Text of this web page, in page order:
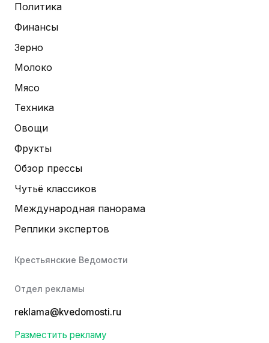
Политика
Финансы
Зерно
Молоко
Мясо
Техника
Овощи
Фрукты
Обзор прессы
Чутьё классиков
Международная панорама
Реплики экспертов
Крестьянские Ведомости
Отдел рекламы
reklama@kvedomosti.ru
Разместить рекламу